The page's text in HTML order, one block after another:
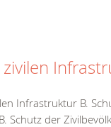
Infrastruktur B.
Schutz der